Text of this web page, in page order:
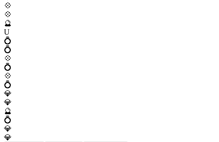
💠
💠
🔮
U
💍
💍
💠
💍
💠
💍
💎
💎
🔮
💍
💎
💎